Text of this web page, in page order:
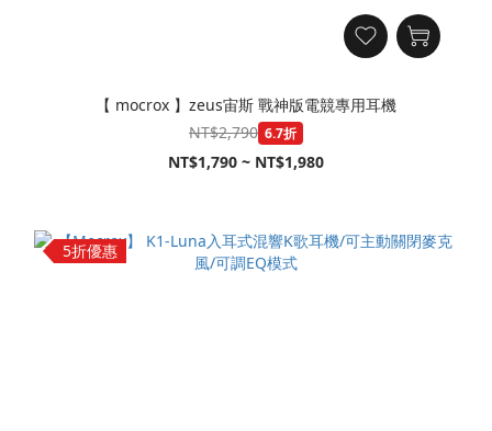
【 mocrox 】zeus宙斯 戰神版電競專用耳機
NT$2,790 6.7折
NT$1,790 ~ NT$1,980
5折優惠